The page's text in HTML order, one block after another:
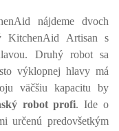
nájdeme dvoch
KitchenAid Artisan s
Druhý robot sa
výklopnej hlavy má
väčšiu kapacitu by
robot profi. Ide o
určenú predovšetkým